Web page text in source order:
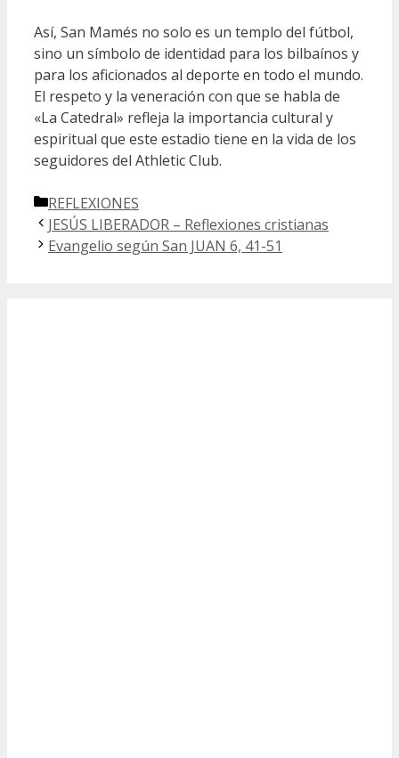
Así, San Mamés no solo es un templo del fútbol,
sino un símbolo de identidad para los bilbaínos y
para los aficionados al deporte en todo el mundo.
El respeto y la veneración con que se habla de
«La Catedral» refleja la importancia cultural y
espiritual que este estadio tiene en la vida de los
seguidores del Athletic Club.
Categorías
REFLEXIONES
JESÚS LIBERADOR – Reflexiones cristianas
Evangelio según San JUAN 6, 41-51